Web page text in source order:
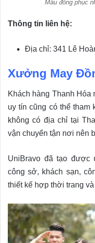
Mẫu đồng phục
Thông tin liên hệ:
Địa chỉ: 341 Lê
Xưởng May
Khách hàng Thanh Hóa
uy tín cũng có thể tham
không có địa chỉ tại
vận chuyển tận nơi nên
UniBravo đã tạo được
công sở, khách sạn,
thiết kế hợp thời trang